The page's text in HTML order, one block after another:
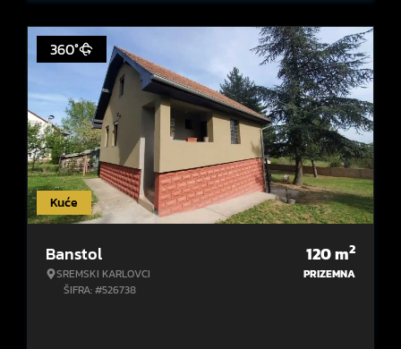
Kuće
360°
Banstol
SREMSKI KARLOVCI
ŠIFRA: #526738
120m2
PRIZEMNA